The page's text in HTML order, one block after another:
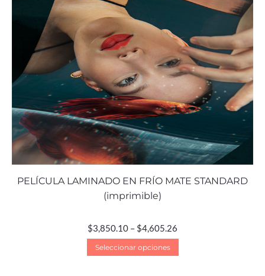
PELÍCULA LAMINADO EN FRÍO MATE STANDARD
(imprimible)
$3,850.10 – $4,605.26
Seleccionar opciones